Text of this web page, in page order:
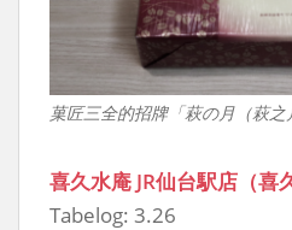
菓匠三全的招牌「萩の月（萩之
喜久水庵 JR仙台駅店（喜
Tabelog: 3.26